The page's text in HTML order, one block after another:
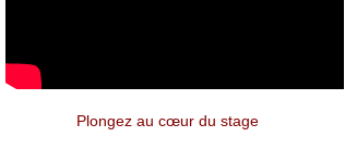
Plongez au cœur du stage